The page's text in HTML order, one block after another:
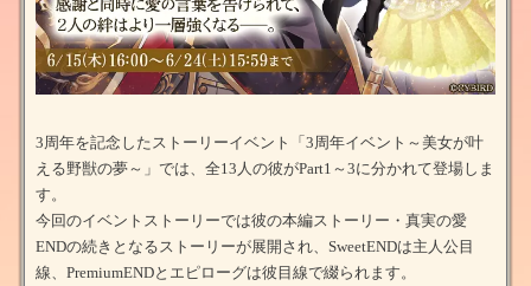
3周年を記念したストーリーイベント「3周年イベント～美女が叶
える野獣の夢～」では、全13人の彼がPart1～3に分かれて登場しま
す。
今回のイベントストーリーでは彼の本編ストーリー・真実の愛
ENDの続きとなるストーリーが展開され、SweetENDは主人公目
線、PremiumENDとエピローグは彼目線で綴られます。